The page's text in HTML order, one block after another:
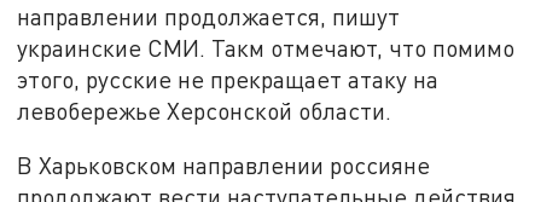
направлении продолжается, пишут
украинские СМИ. Такм отмечают, что помимо
этого, русские не прекращает атаку на
левобережье Херсонской области.
В Харьковском направлении россияне